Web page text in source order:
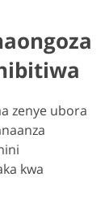
zenye ubora
kwa